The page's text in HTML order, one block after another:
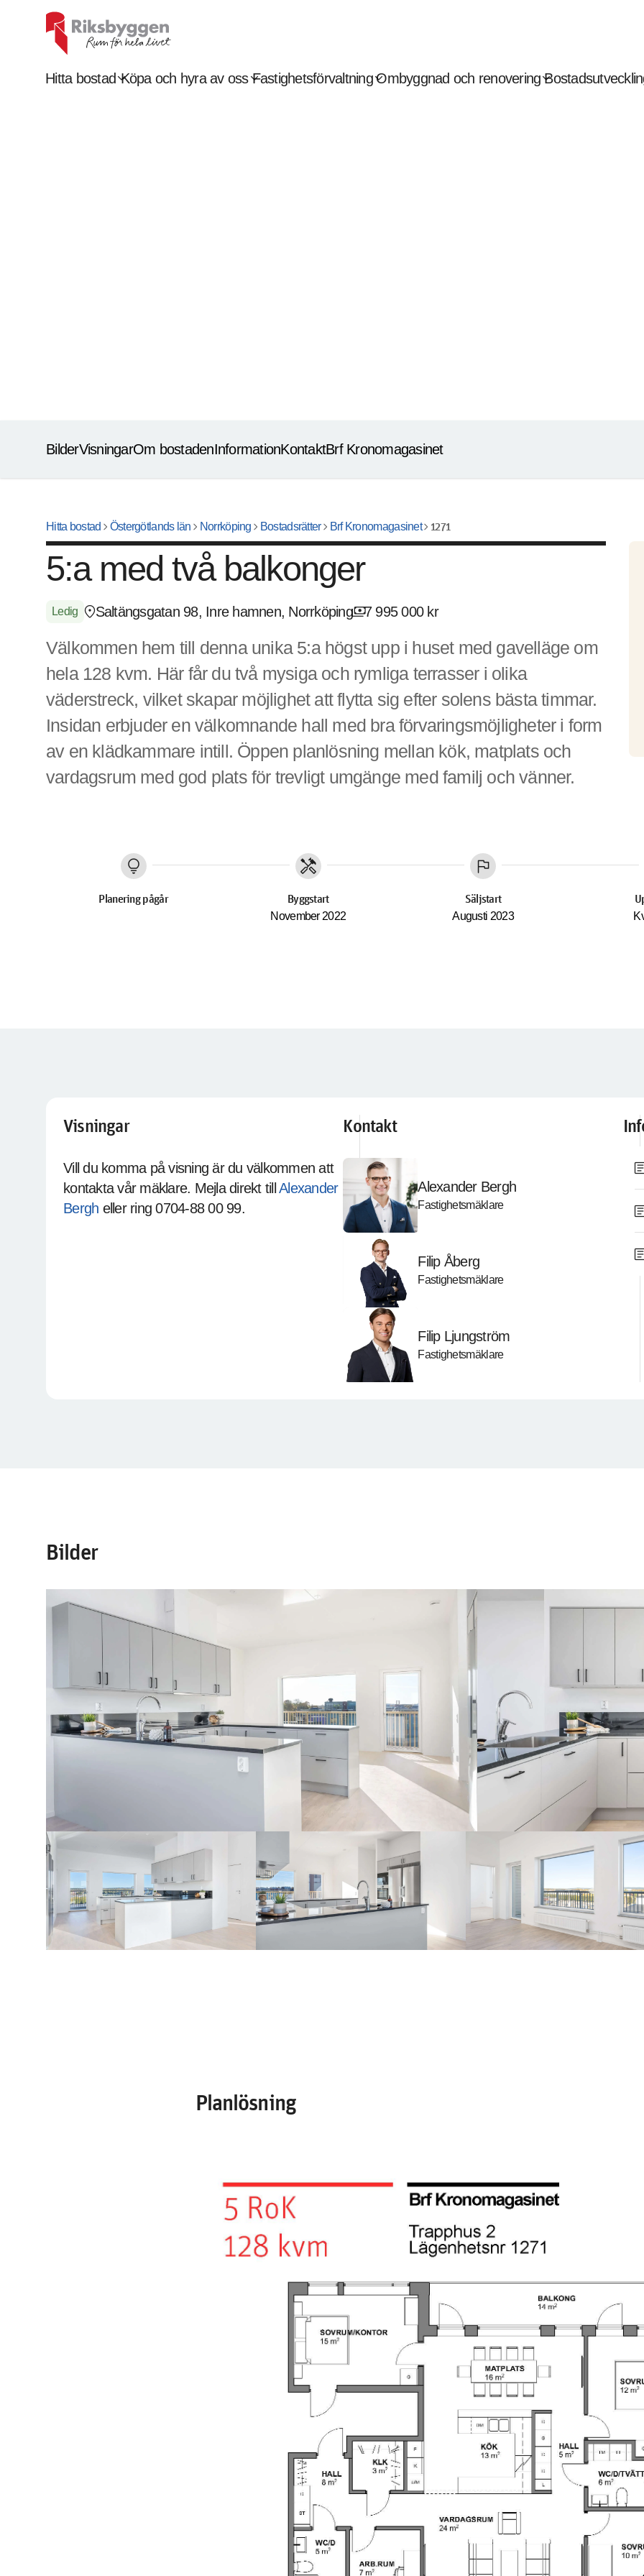
Hitta bostadexpand_moreKöpa och hyra av ossexpand_more
Fastighetsförvaltningexpand_more
Ombyggnad och renoveringexpand_more
BilderVisningarOm bostadenInformationKontaktBrf Kronomagasinet
Hitta bostadchevron_rightÖstergötlands länchevron_rightNorrköpingchevron_rightBostadsrätterchevron_rightBrf Kronomagasinetchevron_right1271
5:a med två balkonger
Ledig location_pinSaltängsgatan 98, Inre hamnen, Norrköpingpayments7 995 000 kr
Välkommen hem till denna unika 5:a högst upp i huset med gavelläge om
hela 128 kvm. Här får du två mysiga och rymliga terrasser i olika
väderstreck, vilket skapar möjlighet att flytta sig efter solens bästa timmar.
Insidan erbjuder en välkomnande hall med bra förvaringsmöjligheter i form
av en klädkammare intill. Öppen planlösning mellan kök, matplats och
vardagsrum med god plats för trevligt umgänge med familj och vänner.
lightbulb
Planering pågår
handyman
Byggstart
November 2022
flag
Säljstart
Augusti 2023
Visningar
Vill du komma på visning är du välkommen att
kontakta vår mäklare. Mejla direkt till Alexander
Bergh eller ring 0704-88 00 99.
Kontakt
Alexander Bergh
Fastighetsmäklare
Filip Åberg
Fastighetsmäklare
Filip Ljungström
Fastighetsmäklare
Bilder
Planlösning